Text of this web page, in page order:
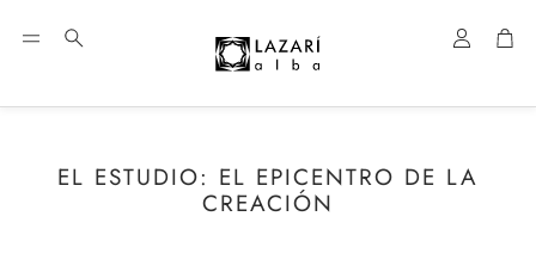
Buscar Cuenta
EL ESTUDIO: EL EPICENTRO DE LA
CREACIÓN